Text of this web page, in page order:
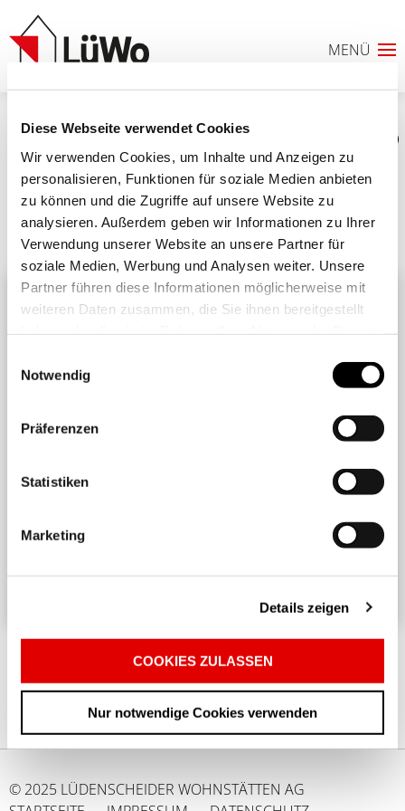
Diese Webseite verwendet Cookies
Wir verwenden Cookies, um Inhalte und Anzeigen zu
personalisieren, Funktionen für soziale Medien anbieten
zu können und die Zugriffe auf unsere Website zu
analysieren. Außerdem geben wir Informationen zu Ihrer
Verwendung unserer Website an unsere Partner für
soziale Medien, Werbung und Analysen weiter. Unsere
Partner führen diese Informationen möglicherweise mit
weiteren Daten zusammen, die Sie ihnen bereitgestellt
Cookies, wenn Sie unsere Webseite weiterhin nutzen.
Notwendig
Präferenzen
Statistiken
Marketing
Details zeigen
COOKIES ZULASSEN
Nur notwendige Cookies verwenden
0C4428E84A14490381DDDA553E903C5D
Ähnliche Beiträge Alle Beiträge
Harmonisches Wohnen untereinander
in einem Mehrparteienhaus erfordert
Rücksichtnahme und Achtsamkeit. ...
ANFRAGELISTE
© 2025 LÜDENSCHEIDER WOHNSTÄTTEN AG